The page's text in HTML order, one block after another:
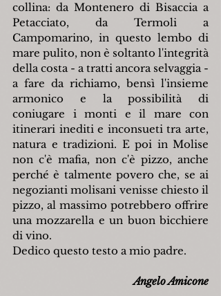
collina: da Montenero di Bisaccia a
Petacciato, da Termoli a
Campomarino, in questo lembo di
mare pulito, non è soltanto l'integrità
della costa - a tratti ancora selvaggia -
a fare da richiamo, bensì l'insieme
armonico e la possibilità di
coniugare i monti e il mare con
itinerari inediti e inconsueti tra arte,
natura e tradizioni. E poi in Molise
non c'è mafia, non c'è pizzo, anche
perché è talmente povero che, se ai
negozianti molisani venisse chiesto il
pizzo, al massimo potrebbero offrire
una mozzarella e un buon bicchiere
di vino.
Dedico questo testo a mio padre.
Angelo Amicone